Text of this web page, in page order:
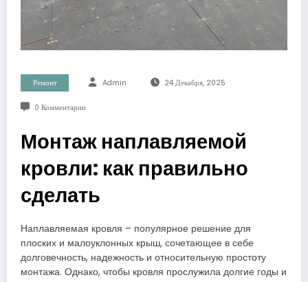
Ремонт Admin 24 Декабря, 2025
0 Комментарии
Монтаж наплавляемой
кровли: как правильно
сделать
Наплавляемая кровля – популярное решение для
плоских и малоуклонных крыш, сочетающее в себе
долговечность, надежность и относительную простоту
монтажа. Однако, чтобы кровля прослужила долгие годы и